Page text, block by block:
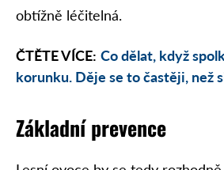
obtížně léčitelná.
ČTĚTE VÍCE: Co dělat, když
korunku. Děje se to častěji, než
Základní prevence